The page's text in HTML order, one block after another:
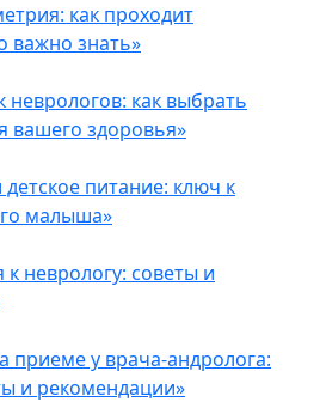
как проходит
важно знать»
как выбрать
вашего здоровья»
питание: ключ к
малыша»
к неврологу: советы и
приеме у врача-андролога:
и рекомендации»